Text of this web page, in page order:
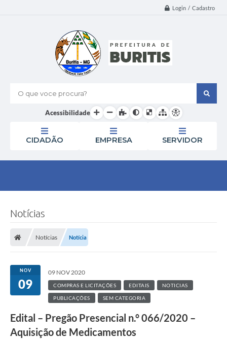
Login / Cadastro
O que voce procura?
Acessibilidade
CIDADÃO EMPRESA SERVIDOR
Notícias
Notícias Notícia
NOV
09
09 NOV 2020
COMPRAS E LICITAÇÕES EDITAIS NOTICIAS
PUBLICAÇÕES SEM CATEGORIA
Edital – Pregão Presencial n.° 066/2020 –
Aquisição de Medicamentos